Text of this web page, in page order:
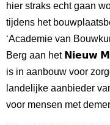
hier straks echt gaan
tijdens het
‘Academie van
Berg aan het 𝗡𝗶𝗲𝘂𝘄
is in aanbouw voor
landelijke aanbieder
voor mensen met